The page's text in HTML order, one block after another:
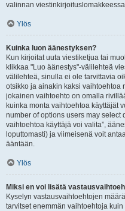
valinnan
Ylös
Kuinka luon äänestyksen?
Kun kirjoitat uuta viestiketjua tai
klikkaa "Luo äänestys"-välilehteä
välilehteä, sinulla ei ole tarvittavia
otsikko ja ainakin kaksi vaihtoehtoa
jokainen vaihtoehto on omalla
kuinka monta vaihtoehtoa käyttäjät
number of options users may select
vaihtoehtoa käyttäjä voi valita”,
loputtomasti) ja viimeisenä voit
ääntään.
Ylös
Miksi en voi lisätä
Kyselyn vastausvaihtoehtojen
tarvitset enemmän vaihtoehtoja